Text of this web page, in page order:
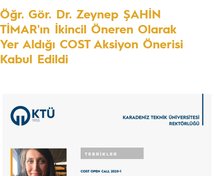
Öğr. Gör. Dr. Zeynep ŞAHİN
TİMAR'ın İkincil Öneren Olarak
Yer Aldığı COST Aksiyon Önerisi
Kabul Edildi